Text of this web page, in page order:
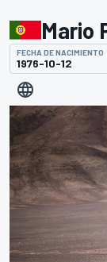
Mario
FECHA DE NACIMIENTO
1976-10-12